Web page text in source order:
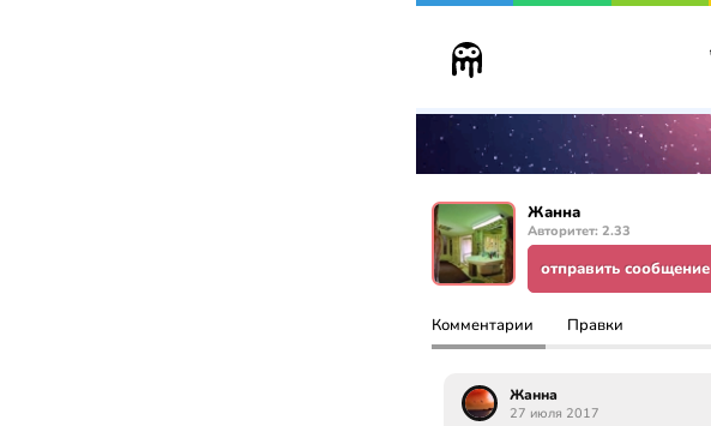
Жанна
Авторитет: 2.33
отправить сообщение
Комментарии Правки
Жанна
27 июля 2017